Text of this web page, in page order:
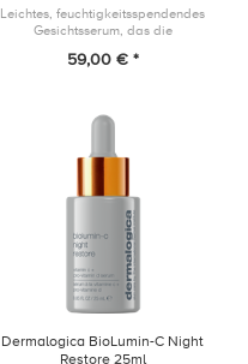
Leichtes, feuchtigkeitsspendendes
Gesichtsserum, das die
Hautbarriere unterstützt und dem
59,00 € *
Dermalogica BioLumin-C Night
Restore 25ml